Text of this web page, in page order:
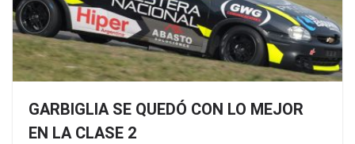
GARBIGLIA SE QUEDÓ CON LO MEJOR
EN LA CLASE 2